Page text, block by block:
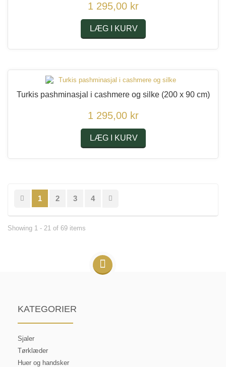
1 295,00 kr
LÆG I KURV
Turkis pashminasjal i cashmere og silke (200 x 90 cm)
1 295,00 kr
LÆG I KURV
1 2 3 4
Showing 1 - 21 of 69 items
KATEGORIER
Sjaler
Tørklæder
Huer og handsker